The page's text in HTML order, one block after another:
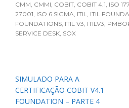
CMM, CMMI, COBIT, COBIT 4.1, ISO
27001, ISO 6 SIGMA, ITIL, ITIL
FOUNDATIONS, ITIL V3, ITILV3,
SERVICE DESK, SOX
Navegação
de
Post
SIMULADO PARA A
CERTIFICAÇÃO COBIT V4.1
FOUNDATION – PARTE 4